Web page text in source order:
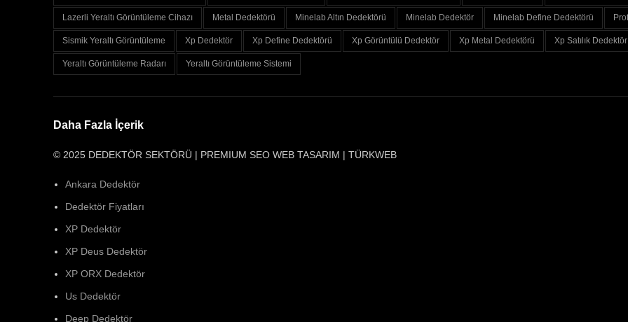
Lazerli Yeraltı Görüntüleme Cihazı Metal Dedektörü Minelab Altın Dedektörü Minelab Dedektör Minelab Define Dedektörü
Sismik Yeraltı Görüntüleme Xp Dedektör Xp Define Dedektörü Xp Görüntülü Dedektör Xp Metal Dedektörü Xp Satılık Dedektör
Yeraltı Görüntüleme Radarı Yeraltı Görüntüleme Sistemi
Daha Fazla İçerik
© 2025 DEDEKTÖR SEKTÖRÜ | PREMIUM SEO WEB TASARIM | TÜRKWEB
Ankara Dedektör
Dedektör Fiyatları
XP Dedektör
XP Deus Dedektör
XP ORX Dedektör
Us Dedektör
Deep Dedektör